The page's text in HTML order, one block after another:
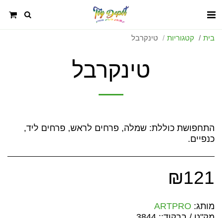
בית קטגוריות טינקרבל
טינקרבל
התחפושת כוללת: שמלה, פרחים לראש, פרחים ליד,
כנפיים.
₪121
מותג: ARTPRO